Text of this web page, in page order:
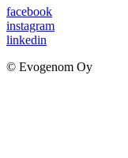
facebook
instagram
linkedin
© Evogenom Oy